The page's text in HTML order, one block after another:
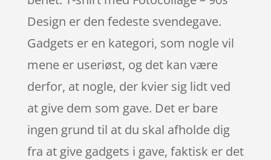
Design er den fedeste svendegave.
Gadgets er en kategori, som nogle vil
mene er useriøst, og det kan være
derfor, at nogle, der kvier sig lidt ved
at give dem som gave. Det er bare
ingen grund til at du skal afholde dig
fra at give gadgets i gave, faktisk er det